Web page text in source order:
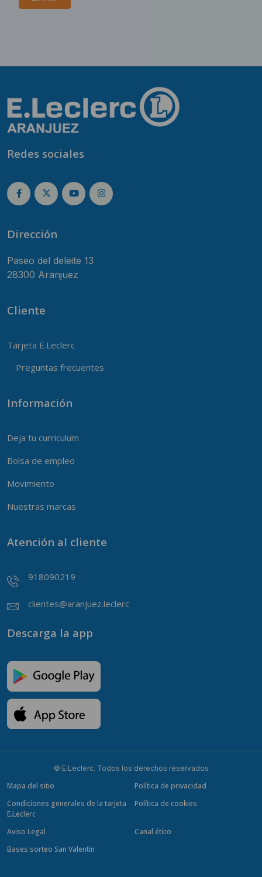
Redes sociales
Dirección
Paseo del deleite 13
28300 Aranjuez
Cliente
Tarjeta E.Leclerc
Preguntas frecuentes
Información
Deja tu curriculum
Bolsa de empleo
Movimiento
Nuestras marcas
Atención al cliente
918090219
clientes@aranjuez.leclerc
Descarga la app
© E.Leclerc. Todos los derechos reservados
Mapa del sitio
Política de privacidad
Condiciones generales de la tarjeta
E.Leclerc
Política de cookies
Aviso Legal
Canal ético
Bases sorteo San Valentín